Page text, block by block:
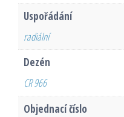
Uspořádání
radiální
Dezén
CR 966
Objednací číslo